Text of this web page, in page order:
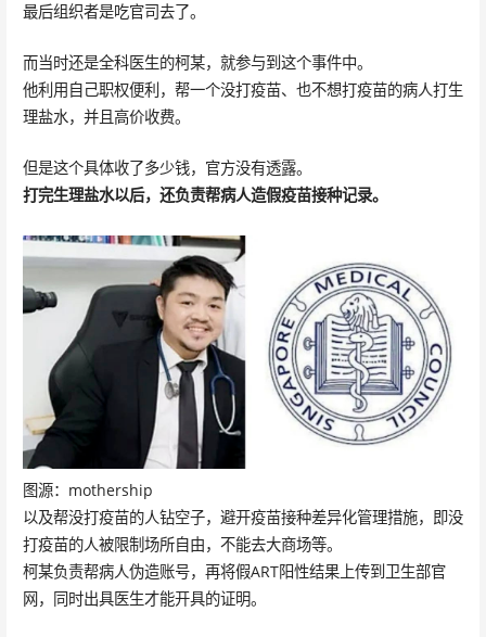
最后组织者是吃官司去了。
而当时还是全科医生的柯某，就参与到这个事件中。
他利用自己职权便利，帮一个没打疫苗、也不想打疫苗的病人打生
理盐水，并且高价收费。
但是这个具体收了多少钱，官方没有透露。
打完生理盐水以后，还负责帮病人造假疫苗接种记录。
图源：mothership
以及帮没打疫苗的人钻空子，避开疫苗接种差异化管理措施，即没
打疫苗的人被限制场所自由，不能去大商场等。
柯某负责帮病人伪造账号，再将假ART阳性结果上传到卫生部官
网，同时出具医生才能开具的证明。